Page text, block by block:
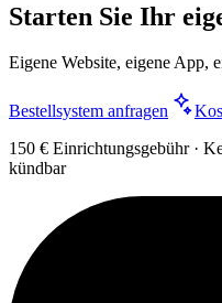
Starten Sie Ihr
Eigene Website, eigene App,
Bestellsystem anfragen
150 € Einrichtungsgebühr ·
kündbar